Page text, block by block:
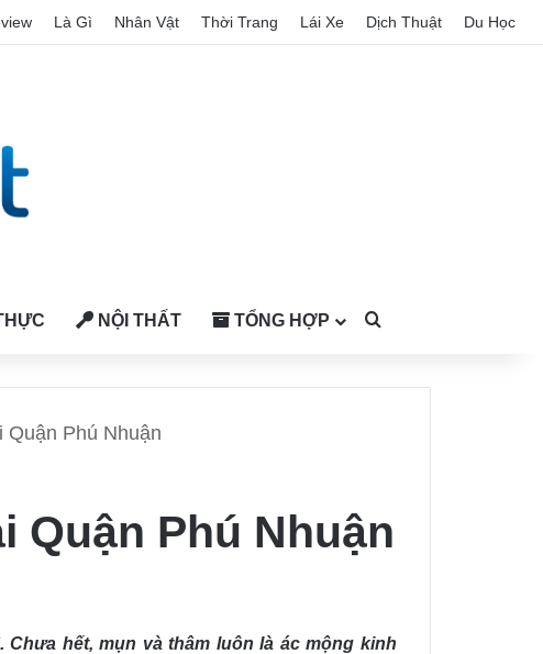
Là Gì Nhân Vật Thời Trang Lái Xe Dịch Thuật Du Học
NỘI THẤT TỔNG HỢP
Phú Nhuận
Quận Phú Nhuận
hết, mụn và thâm luôn là ác mộng kinh